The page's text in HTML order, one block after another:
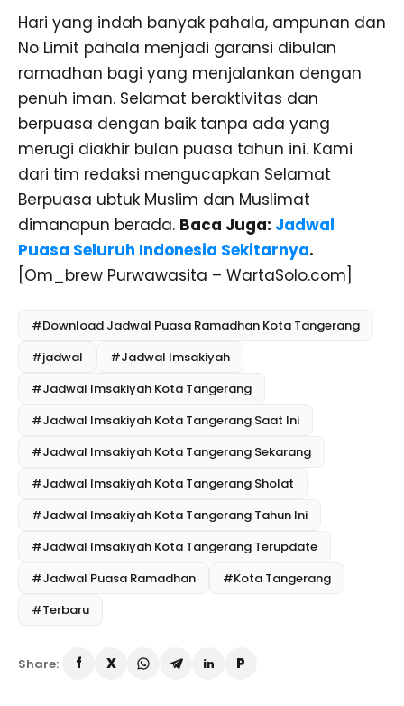
Hari yang indah banyak pahala, ampunan dan
No Limit pahala menjadi garansi dibulan
ramadhan bagi yang menjalankan dengan
penuh iman. Selamat beraktivitas dan
berpuasa dengan baik tanpa ada yang
merugi diakhir bulan puasa tahun ini. Kami
dari tim redaksi mengucapkan Selamat
Berpuasa ubtuk Muslim dan Muslimat
dimanapun berada. Baca Juga: Jadwal
Puasa Seluruh Indonesia Sekitarnya.
[Om_brew Purwawasita – WartaSolo.com]
#Download Jadwal Puasa Ramadhan Kota Tangerang
#jadwal
#Jadwal Imsakiyah
#Jadwal Imsakiyah Kota Tangerang
#Jadwal Imsakiyah Kota Tangerang Saat Ini
#Jadwal Imsakiyah Kota Tangerang Sekarang
#Jadwal Imsakiyah Kota Tangerang Sholat
#Jadwal Imsakiyah Kota Tangerang Tahun Ini
#Jadwal Imsakiyah Kota Tangerang Terupdate
#Jadwal Puasa Ramadhan
#Kota Tangerang
#Terbaru
Share: